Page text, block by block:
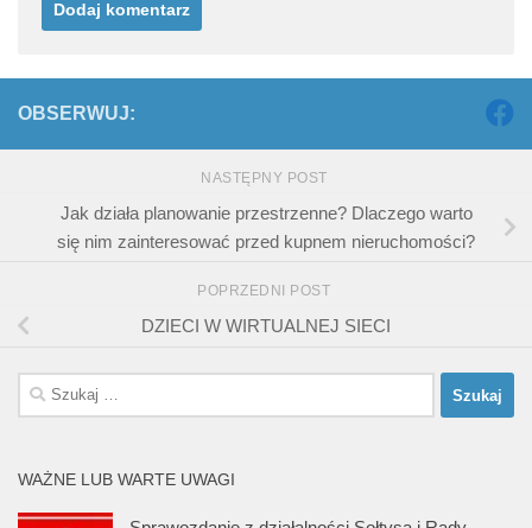
OBSERWUJ:
NASTĘPNY POST
Jak działa planowanie przestrzenne? Dlaczego warto
się nim zainteresować przed kupnem nieruchomości?
POPRZEDNI POST
DZIECI W WIRTUALNEJ SIECI
Szukaj:
WAŻNE LUB WARTE UWAGI